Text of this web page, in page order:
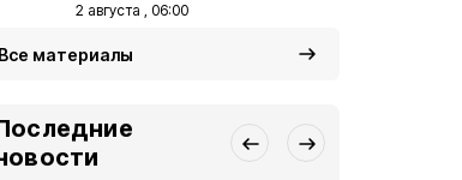
2 августа , 06:00
Все материалы